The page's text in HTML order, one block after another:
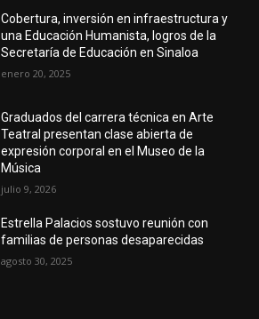
Cobertura, inversión en infraestructura y
una Educación Humanista, logros de la
Secretaría de Educación en Sinaloa
enero 20, 2025
Graduados del carrera técnica en Arte
Teatral presentan clase abierta de
expresión corporal en el Museo de la
Música
julio 9, 2026
Estrella Palacios sostuvo reunión con
familias de personas desaparecidas
agosto 30, 2025